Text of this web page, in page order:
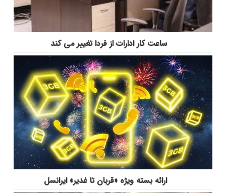
ساعت کار ادارات از فردا تغییر می کند
ارائه بسته ویژه «قربان تا غدیر» ایرانسل